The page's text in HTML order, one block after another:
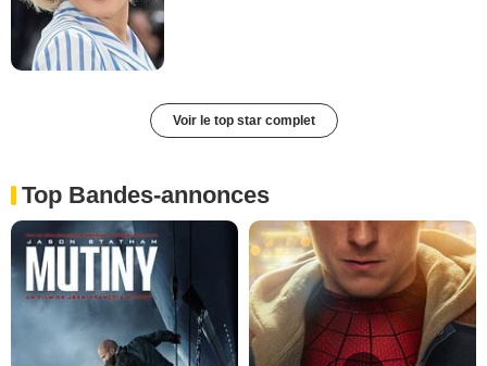
Voir le top star complet
Top Bandes-annonces